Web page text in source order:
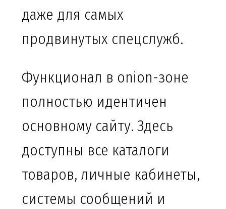
даже для самых
продвинутых спецслужб.
Функционал в onion-зоне
полностью идентичен
основному сайту. Здесь
доступны все каталоги
товаров, личные кабинеты,
системы сообщений и